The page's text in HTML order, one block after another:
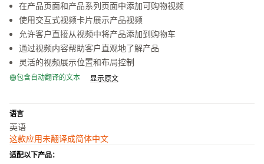
在产品页面和产品系列页面中添加可购物视频
使用交互式视频卡片展示产品视频
允许客户直接从视频中将产品添加到购物车
通过视频内容帮助客户直观地了解产品
灵活的视频展示位置和布局控制
包含自动翻译的文本 显示原文
语言
英语
这款应用未翻译成简体中文
适配以下产品：